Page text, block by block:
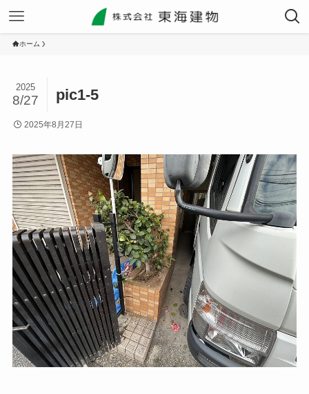
ホーム
pic1-5
2025
8/27
2025年8月27日